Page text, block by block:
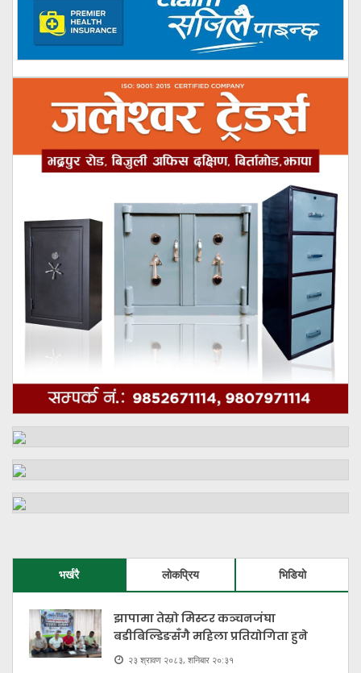
भर्खरै लोकप्रिय भिडियो
झापामा तेस्रो मिस्टर कञ्चनजंघा
बडीबिल्डिङसँगै महिला प्रतियोगिता हुने
२३ श्रावण २०८३, शनिबार २०:३१